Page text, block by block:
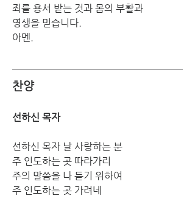
죄를 용서 받는 것과 몸의 부활과
영생을 믿습니다.
아멘.
찬양
선하신 목자
선하신 목자 날 사랑하는 분
주 인도하는 곳 따라가리
주의 말씀을 나 듣기 위하여
주 인도하는 곳 가려네